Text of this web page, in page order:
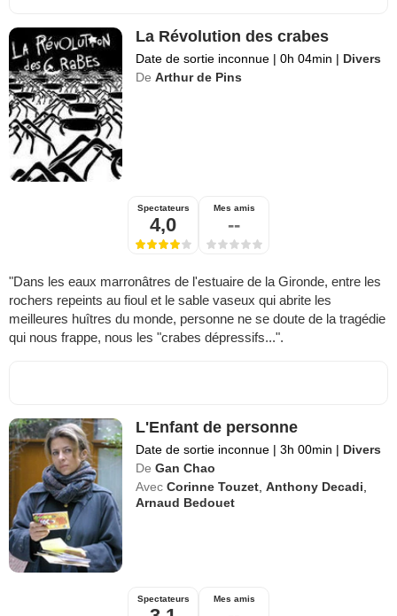
La Révolution des crabes
Date de sortie inconnue | 0h 04min | Divers
De Arthur de Pins
Spectateurs
4,0
Mes amis
--
"Dans les eaux marronâtres de l'estuaire de la Gironde, entre les
rochers repeints au fioul et le sable vaseux qui abrite les
meilleures huîtres du monde, personne ne se doute de la tragédie
qui nous frappe, nous les "crabes dépressifs...".
L'Enfant de personne
Date de sortie inconnue | 3h 00min | Divers
De Gan Chao
Avec Corinne Touzet ,Anthony Decadi
Arnaud Bedouet
Spectateurs Mes amis